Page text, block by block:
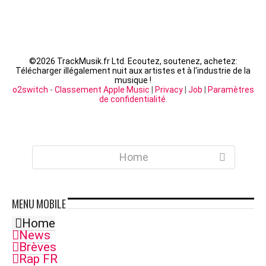
©2026 TrackMusik.fr Ltd. Ecoutez, soutenez, achetez:
Télécharger illégalement nuit aux artistes et à l'industrie de la
musique !
o2switch - Classement Apple Music Privacy| Job
Paramètres
de confidentialité.
Home
MENUMOBILE
Home
News
Brèves
Rap FR